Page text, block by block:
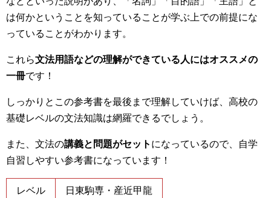
は何かということを知っていることが学ぶ上での前提にな
っていることがわかります。
これら文法用語などの理解ができている人にはオススメの
一冊です！
しっかりとこの参考書を最後まで理解していけば、高校の
基礎レベルの文法知識は網羅できるでしょう。
また、文法の講義と問題がセット になっているので、自学
自習しやすい参考書になっています！
レベル 日東駒専・産近甲龍